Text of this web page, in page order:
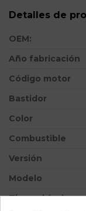
Detalles de
OEM:
Año fabricación
Código motor
Bastidor
Color
Combustible
Versión
Modelo
Tipo vehículo